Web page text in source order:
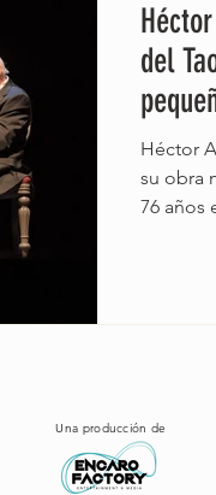
del
Héctor
su obra
76 años
Una producción de